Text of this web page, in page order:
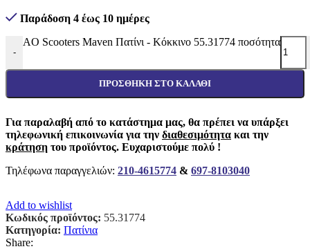
Παράδοση 4 έως 10 ημέρες
-
AO Scooters Maven Πατίνι - Κόκκινο 55.31774 ποσότητα
ΠΡΟΣΘΉΚΗ ΣΤΟ ΚΑΛΆΘΙ
Για παραλαβή από το κατάστημα μας, θα πρέπει να υπάρξει
τηλεφωνική επικοινωνία για την διαθεσιμότητα και την
κράτηση του προϊόντος. Ευχαριστούμε πολύ !
Τηλέφωνα παραγγελιών: 210-4615774 & 697-8103040
Add to wishlist
Κωδικός προϊόντος: 55.31774
Κατηγορία: Πατίνια
Share: